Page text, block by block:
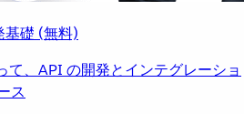
礎 (無料)
、API の開発とインテグレーショ
ス